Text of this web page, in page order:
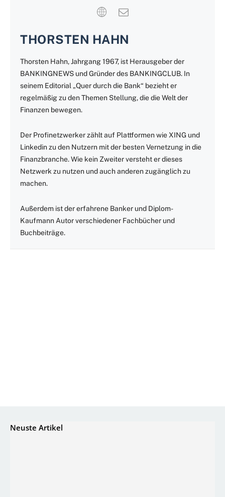
THORSTEN HAHN
Thorsten Hahn, Jahrgang 1967, ist Herausgeber der
BANKINGNEWS und Gründer des BANKINGCLUB. In
seinem Editorial „Quer durch die Bank“ bezieht er
regelmäßig zu den Themen Stellung, die die Welt der
Finanzen bewegen.
Der Profinetzwerker zählt auf Plattformen wie XING und
Linkedin zu den Nutzern mit der besten Vernetzung in die
Finanzbranche. Wie kein Zweiter versteht er dieses
Netzwerk zu nutzen und auch anderen zugänglich zu
machen.
Außerdem ist der erfahrene Banker und Diplom-
Kaufmann Autor verschiedener Fachbücher und
Buchbeiträge.
Neuste Artikel